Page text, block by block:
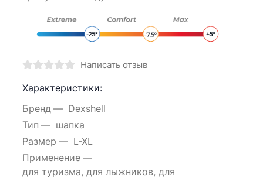
Написать отзыв
Характеристики:
Бренд
Dexshell
Тип
шапка
Размер
L-XL
Применение
для туризма, для лыжников, для